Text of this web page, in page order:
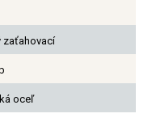
zaťahovací
oceľ